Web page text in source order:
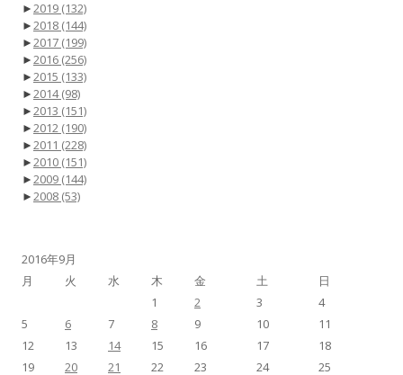
►2019 (132)
►2018 (144)
►2017 (199)
►2016 (256)
►2015 (133)
►2014(98)
►2013 (151)
►2012 (190)
►2011 (228)
►2010 (151)
►2009 (144)
►2008 (53)
2016年9月
月
火 水 木 金 土
日
1
2 3
4
5
6 7 8 9 10
11
12
13 14 15 16 17
18
19
20 21 22 23 24 25